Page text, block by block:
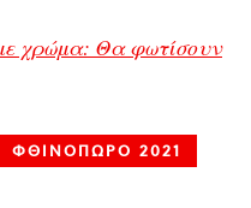
χρώμα: Θα φωτίσουν
ΦΘΙΝΟΠΩΡΟ 2021